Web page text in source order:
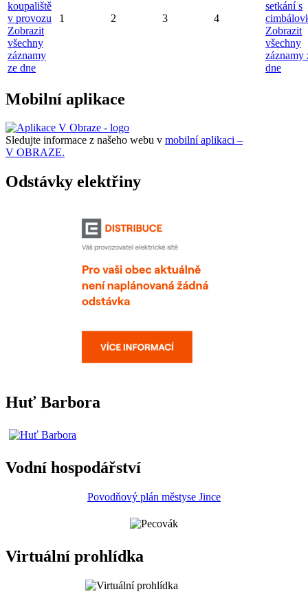
koupaliště
v provozu
Zobrazit
všechny
záznamy
ze dne
1 2 3 4
setkání s
Zobrazit
všechny
záznamy
dne
Mobilní aplikace
Sledujte informace z našeho webu v mobilní aplikaci –
V OBRAZE.
Odstávky elektřiny
Huť Barbora
Vodní hospodářství
Povodňový plán městyse Jince
Virtuální prohlídka